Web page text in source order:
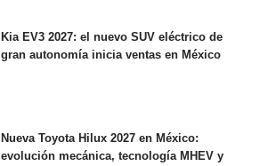
Kia EV3 2027: el nuevo SUV eléctrico de
gran autonomía inicia ventas en México
Nueva Toyota Hilux 2027 en México:
evolución mecánica, tecnología MHEV y